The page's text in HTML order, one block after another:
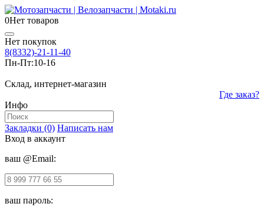
0Нет товаров
Нет покупок
8(8332)-21-11-40
Пн-Пт:10-16
Склад, интернет-магазин
Где заказ?
Инфо
Закладки (0) Написать нам
Вход в аккаунт
ваш @Email:
ваш пароль: